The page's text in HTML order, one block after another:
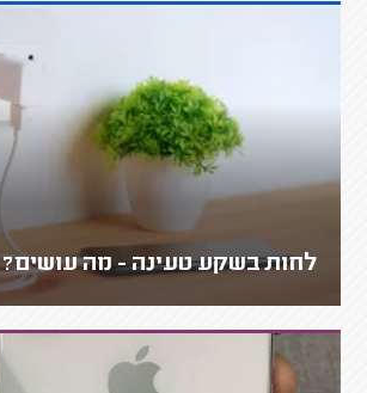
לחות בשקע טעינה - מה עושים?